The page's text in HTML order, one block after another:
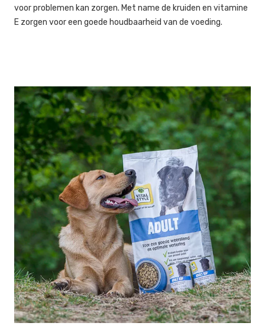
voor problemen kan zorgen. Met name de kruiden en vitamine
E zorgen voor een goede houdbaarheid van de voeding.